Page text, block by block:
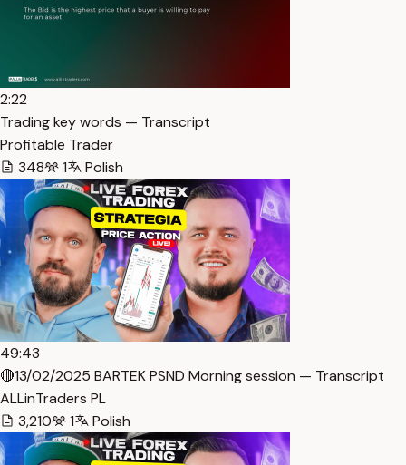
2:22
Trading key words — Transcript
Profitable Trader
348
1 Polish
49:43
🔴13/02/2025 BARTEK PSND Morning session — Transcript
ALLinTraders PL
3,210
1 Polish